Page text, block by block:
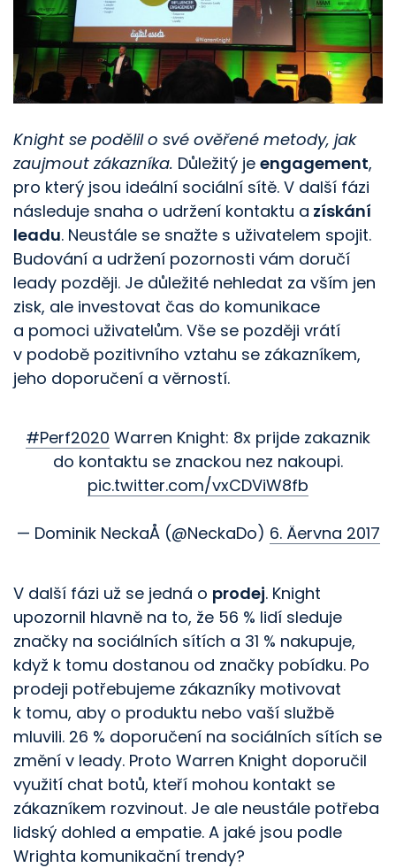
Knight se podělil o své ověřené metody, jak
zaujmout zákazníka. Důležitý je engagement,
pro který jsou ideální sociální sítě. V další fázi
následuje snaha o udržení kontaktu a získání
leadu. Neustále se snažte s uživatelem spojit.
Budování a udržení pozornosti vám doručí
leady později. Je důležité nehledat za vším jen
zisk, ale investovat čas do komunikace
a pomoci uživatelům. Vše se později vrátí
v podobě pozitivního vztahu se zákazníkem,
jeho doporučení a věrností.
#Perf2020 Warren Knight: 8x prijde zakaznik
do kontaktu se znackou nez nakoupi.
pic.twitter.com/vxCDViW8fb
— Dominik NeckaÅ (@NeckaDo) 6. Äervna 2017
V další fázi už se jedná o prodej. Knight
upozornil hlavně na to, že 56 % lidí sleduje
značky na sociálních sítích a 31 % nakupuje,
když k tomu dostanou od značky pobídku. Po
prodeji potřebujeme zákazníky motivovat
k tomu, aby o produktu nebo vaší službě
mluvili. 26 % doporučení na sociálních sítích se
změní v leady. Proto Warren Knight doporučil
využití chat botů, kteří mohou kontakt se
zákazníkem rozvinout. Je ale neustále potřeba
lidský dohled a empatie. A jaké jsou podle
Wrighta komunikační trendy?